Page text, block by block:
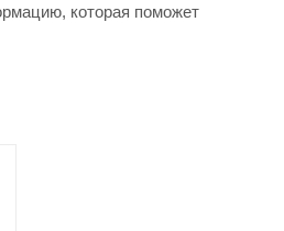
которая поможет